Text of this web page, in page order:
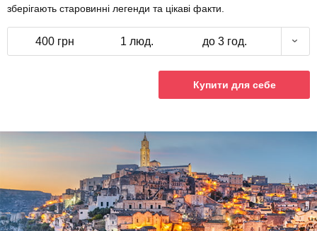
зберігають старовинні легенди та цікаві факти.
400 грн 1 люд. до 3 год.
Купити для себе